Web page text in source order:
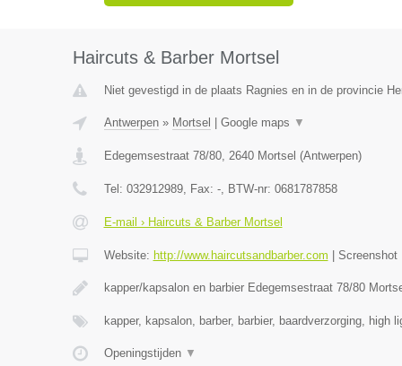
Haircuts & Barber Mortsel
Niet gevestigd in de plaats Ragnies en in de provincie
Antwerpen» Mortsel Google maps ▼
Edegemsestraat 78/80, 2640 Mortsel (Antwerpen)
Tel: 032912989, Fax: -, BTW-nr: 0681787858
E-mail › Haircuts & Barber Mortsel
Website: http://www.haircutsandbarber.com Screenshot
kapper/kapsalon en barbier Edegemsestraat 78/80
kapper, kapsalon, barber, barbier, baardverzorging, high
Openingstijden ▼